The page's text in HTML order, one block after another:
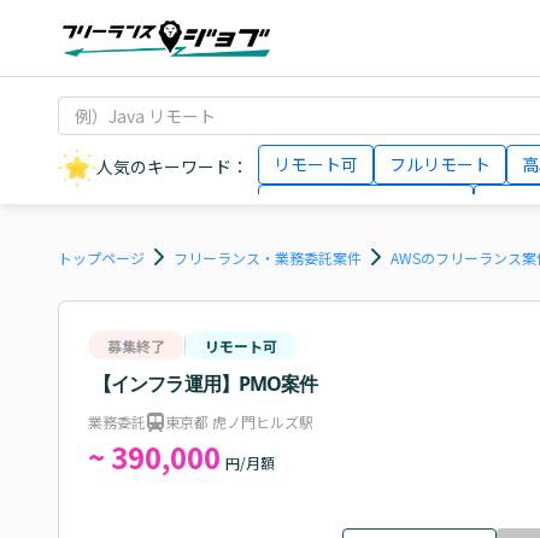
人気のキーワード： リモート可 フルリモート
AIエンジニア
トップページ フリーランス・業務委託案件 AWSのフリーランス
募集終了 リモート可
【インフラ運用】PMO案件
業務委託 東京都 虎ノ門ヒルズ駅
~ 390,000 円/月額